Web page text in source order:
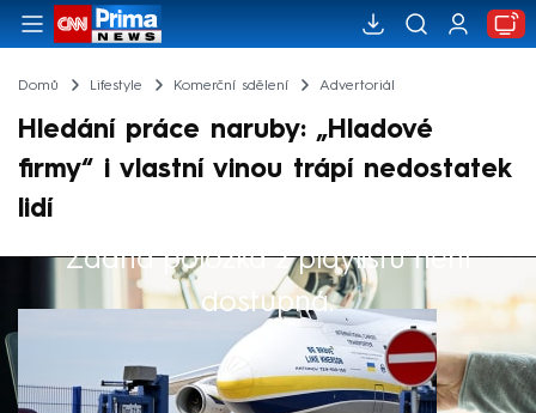
Domů Lifestyle Komerční sdělení Advertoriál
Hledání práce naruby: „Hladové
firmy“ i vlastní vinou trápí nedostatek
lidí
Žádná položka z playlistu není
dostupná.
Výběr redakce